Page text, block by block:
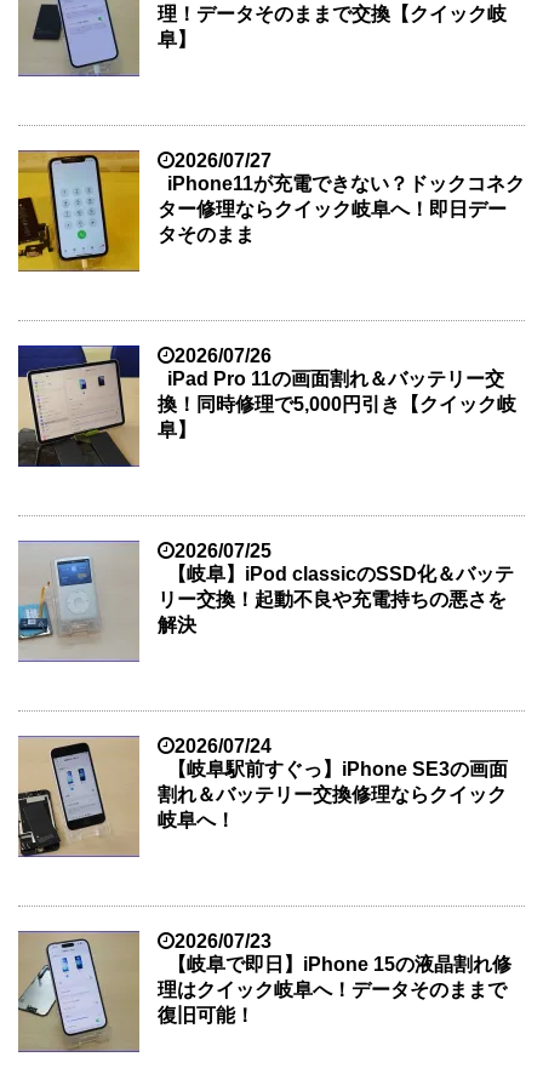
理！データそのままで交換【クイック岐
阜】
2026/07/27
iPhone11が充電できない？ドックコネク
ター修理ならクイック岐阜へ！即日デー
タそのまま
2026/07/26
iPad Pro 11の画面割れ＆バッテリー交
換！同時修理で5,000円引き【クイック岐
阜】
2026/07/25
【岐阜】iPod classicのSSD化＆バッテ
リー交換！起動不良や充電持ちの悪さを
解決
2026/07/24
【岐阜駅前すぐっ】iPhone SE3の画面
割れ＆バッテリー交換修理ならクイック
岐阜へ！
2026/07/23
【岐阜で即日】iPhone 15の液晶割れ修
理はクイック岐阜へ！データそのままで
復旧可能！